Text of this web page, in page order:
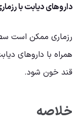
داروهای دیابت با
رزماری ممکن است
همراه با داروهای
قند خون شود.
خلاصه